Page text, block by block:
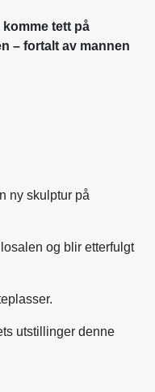
komme tett på
– fortalt av mannen
ny skulptur på
og blir etterfulgt
utstillinger denne